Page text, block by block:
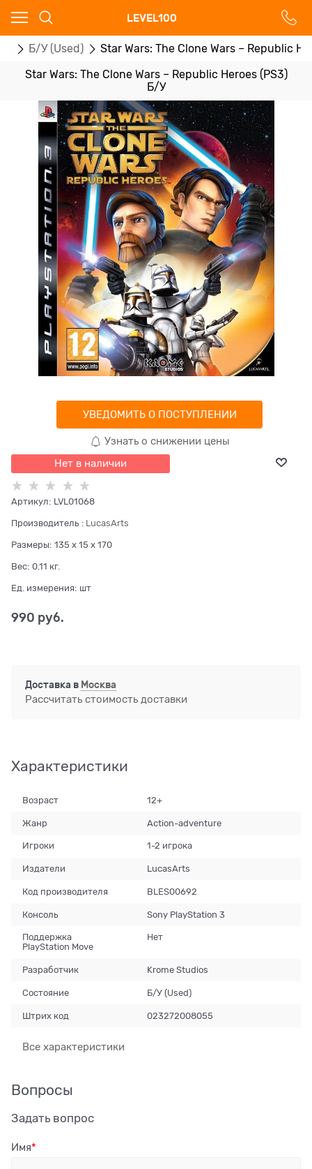
LEVEL100
Б/У (Used) Star Wars: The Clone Wars – Republic
Star Wars: The Clone Wars – Republic Heroes (PS3)
Б/У
УВЕДОМИТЬ О ПОСТУПЛЕНИИ
Узнать о снижении цены
Нет в наличии
Артикул: LVL01068
Производитель : LucasArts
Размеры: 135 x 15 x 170
Вес: 0.11 кг.
Ед. измерения: шт
990 руб.
Доставка в Москва
Рассчитать стоимость доставки
Характеристики
Возраст 12+
Жанр Action-adventure
Игроки 1-2 игрока
Издатели LucasArts
Код производителя BLES00692
Консоль Sony PlayStation 3
Поддержка
PlayStation Move
Нет
Разработчик Krome Studios
Состояние Б/У (Used)
Штрих код 023272008055
Все характеристики
Вопросы
Задать вопрос
Имя
Ваш город - Москва,
угадали?
ДА НЕТ